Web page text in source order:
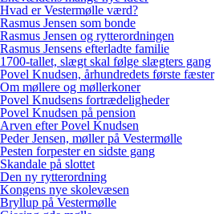
Hvad er Vestermølle værd?
Rasmus Jensen som bonde
Rasmus Jensen og rytterordningen
Rasmus Jensens efterladte familie
1700-tallet, slægt skal følge slægters gang
Povel Knudsen, århundredets første fæster
Om møllere og møllerkoner
Povel Knudsens fortrædeligheder
Povel Knudsen på pension
Arven efter Povel Knudsen
Peder Jensen, møller på Vestermølle
Pesten forpester en sidste gang
Skandale på slottet
Den ny rytterordning
Kongens nye skolevæsen
Bryllup på Vestermølle